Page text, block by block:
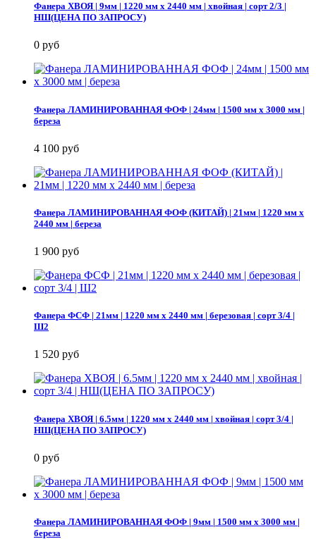
Фанера ХВОЯ | 9мм | 1220 мм х 2440 мм | хвойная | сорт 2/3 |
НШ(ЦЕНА ПО ЗАПРОСУ)
0 руб
Фанера ЛАМИНИРОВАННАЯ ФОФ | 24мм | 1500 мм х 3000 мм |
береза
4 100 руб
Фанера ЛАМИНИРОВАННАЯ ФОФ (КИТАЙ) | 21мм | 1220 мм х
2440 мм | береза
1 900 руб
Фанера ФСФ | 21мм | 1220 мм х 2440 мм | березовая | сорт 3/4 |
Ш2
1 520 руб
Фанера ХВОЯ | 6.5мм | 1220 мм х 2440 мм | хвойная | сорт 3/4 |
НШ(ЦЕНА ПО ЗАПРОСУ)
0 руб
Фанера ЛАМИНИРОВАННАЯ ФОФ | 9мм | 1500 мм х 3000 мм |
береза